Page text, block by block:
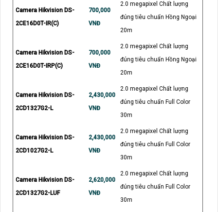
Camera Hikvision DS-
2CE16D0T-IR(C)
700,000
VNĐ
2.0 megapixel Chất lượng
đúng tiêu chuẩn Hồng Ngoại
20m
Camera Hikvision DS-
2CE16D0T-IRP(C)
700,000
VNĐ
2.0 megapixel Chất lượng
đúng tiêu chuẩn Hồng Ngoại
20m
Camera Hikvision DS-
2CD1327G2-L
2,430,000
VNĐ
2.0 megapixel Chất lượng
đúng tiêu chuẩn Full Color
30m
Camera Hikvision DS-
2CD1027G2-L
2,430,000
VNĐ
2.0 megapixel Chất lượng
đúng tiêu chuẩn Full Color
30m
Camera Hikvision DS-
2CD1327G2-LUF
2,620,000
VNĐ
2.0 megapixel Chất lượng
đúng tiêu chuẩn Full Color
30m